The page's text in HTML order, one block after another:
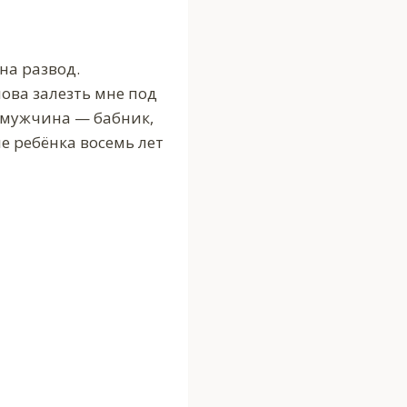
развод.
залезть мне под
мужчина — бабник,
ребёнка восемь лет